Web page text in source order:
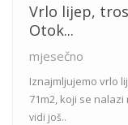
Vrlo lijep,
Otok...
mjesečno
Iznajmljujemo vrlo
71m2, koji se
vidi još..